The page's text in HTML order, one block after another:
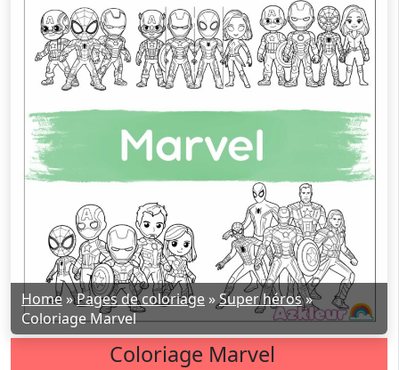
Home »Pages de coloriage »Super héros»
Coloriage Marvel
Coloriage Marvel